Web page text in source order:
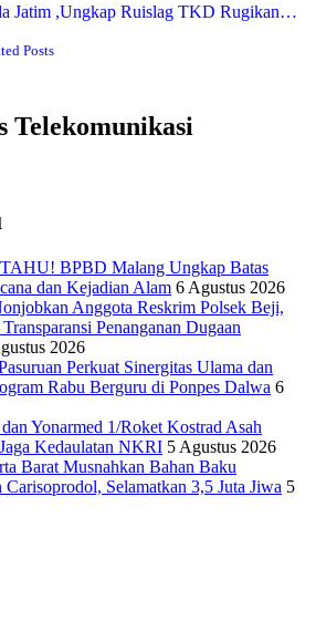
Jatim ,Ungkap Ruislag TKD Rugikan…
Posts
Telekomunikasi
BPBD Malang Ungkap Batas
dan Kejadian Alam 6 Agustus 2026
Anggota Reskrim Polsek Beji,
Penanganan Dugaan
2026
Perkuat Sinergitas Ulama dan
Rabu Berguru di Ponpes Dalwa 6
Yonarmed 1/Roket Kostrad Asah
Kedaulatan NKRI 5 Agustus 2026
Barat Musnahkan Bahan Baku
Selamatkan 3,5 Juta Jiwa 5